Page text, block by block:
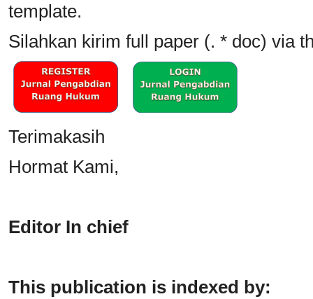
template.
Silahkan kirim full paper (. * doc) via
Terimakasih
Hormat Kami,
Editor In chief
This publication is indexed by: